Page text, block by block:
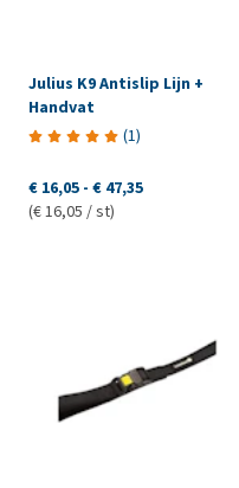
Julius K9 Antislip Lijn +
Handvat
(1)
€ 16,05 - € 47,35
(€ 16,05 / st)